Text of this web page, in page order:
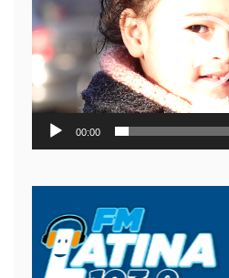
video
00:00